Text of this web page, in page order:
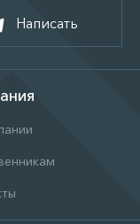
Написать